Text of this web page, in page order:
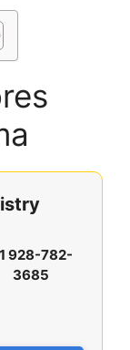
928-782-
3685